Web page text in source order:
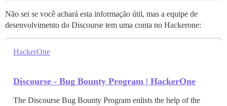
Não sei se você achará esta informação útil, mas a equipe de
desenvolvimento do Discourse tem uma conta no Hackerone:
HackerOne
Discourse - Bug Bounty Program | HackerOne
The Discourse Bug Bounty Program enlists the help of the